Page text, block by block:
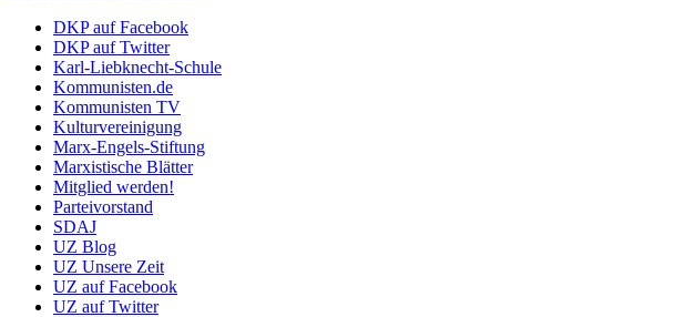
DKP auf Facebook
DKP auf Twitter
Karl-Liebknecht-Schule
Kommunisten.de
Kommunisten TV
Kulturvereinigung
Marx-Engels-Stiftung
Marxistische Blätter
Mitglied werden!
Parteivorstand
SDAJ
UZ Blog
UZ Unsere Zeit
UZ auf Facebook
UZ auf Twitter